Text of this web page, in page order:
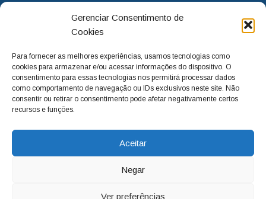
Gerenciar Consentimento de
Cookies
Para fornecer as melhores experiências, usamos tecnologias como
cookies para armazenar e/ou acessar informações do dispositivo. O
consentimento para essas tecnologias nos permitirá processar dados
como comportamento de navegação ou IDs exclusivos neste site. Não
consentir ou retirar o consentimento pode afetar negativamente certos
recursos e funções.
Aceitar
Negar
Ver preferências
cidadãos valinhenses, já que naquela época só existiam
dois jornais. Há mais de 30 anos, o jornal continua
com o foco de trazer as melhores notícias. Nunca
deixamos de lado as necessidades do cidadão, sempre
questionando os órgãos públicos em busca de melhorias
para a cidade e sempre cobrando resoluções para casos
adm@jtv.com.br
(19) 3929-6225